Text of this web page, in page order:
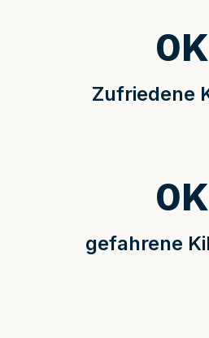
Zufriedene
0K
gefahrene
0K